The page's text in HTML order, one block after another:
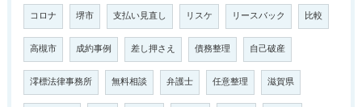
コロナ 堺市 支払い見直し リスケ リースバック 比較
高槻市 成約事例 差し押さえ 債務整理 自己破産
澪標法律事務所 無料相談 弁護士 任意整理 滋賀県